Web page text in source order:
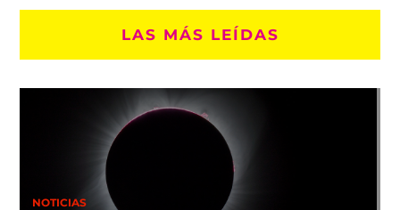
LAS MÁS LEÍDAS
NOTICIAS